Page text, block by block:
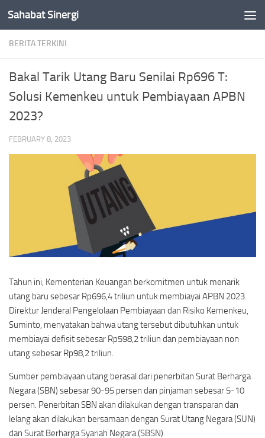
Skip to content
Sahabat Sinergi
BERITA TERKINI
Bakal Tarik Utang Baru Senilai Rp696 T:
Solusi Kemenkeu untuk Pembiayaan APBN
2023?
FEBRUARY 8, 2023
Tahun ini, Kementerian Keuangan berkomitmen untuk menarik
utang baru sebesar Rp696,4 triliun untuk membiayai APBN 2023.
Direktur Jenderal Pengelolaan Pembiayaan dan Risiko Kemenkeu,
Suminto, menyatakan bahwa utang tersebut dibutuhkan untuk
membiayai defisit sebesar Rp598,2 triliun dan pembiayaan non
utang sebesar Rp98,2 triliun.
Sumber pembiayaan utang berasal dari penerbitan Surat Berharga
Negara (SBN) sebesar 90-95 persen dan pinjaman sebesar 5-10
persen. Penerbitan SBN akan dilakukan dengan transparan dan
lelang akan dilakukan bersamaan dengan Surat Utang Negara (SUN)
dan Surat Berharga Syariah Negara (SBSN).